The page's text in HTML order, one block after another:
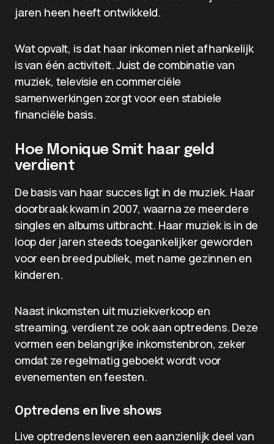
jaren heen heeft ontwikkeld.
Wat opvalt, is dat haar inkomen niet afhankelijk
is van één activiteit. Juist de combinatie van
muziek, televisie en commerciële
samenwerkingen zorgt voor een stabiele
financiële basis.
Hoe Monique Smit haar geld
verdient
De basis van haar succes ligt in de muziek. Haar
doorbraak kwam in 2007, waarna ze meerdere
singles en albums uitbracht. Haar muziek is in de
loop der jaren steeds toegankelijker geworden
voor een breed publiek, met name gezinnen en
kinderen.
Naast inkomsten uit muziekverkoop en
streaming, verdient ze ook aan optredens. Deze
vormen een belangrijke inkomstenbron, zeker
omdat ze regelmatig geboekt wordt voor
evenementen en feesten.
Optredens en live shows
Live optredens leveren een aanzienlijk deel van